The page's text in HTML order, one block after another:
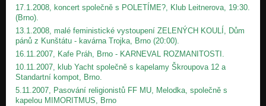
17.1.2008, koncert společně s POLETÍME?, Klub Leitnerova, 19:30.
(Brno).
13.1.2008, malé feministické vystoupení ZELENÝCH KOULÍ, Dům
pánů z Kunštátu - kavárna Trojka, Brno (20:00).
16.11.2007, Kafe Práh, Brno - KARNEVAL ROZMANITOSTI.
10.11.2007, klub Yacht společně s kapelamy Škroupova 12 a
Standartní kompot, Brno.
5.11.2007, Pasování religionistů FF MU, Melodka, společně s
kapelou MIMORITMUS, Brno